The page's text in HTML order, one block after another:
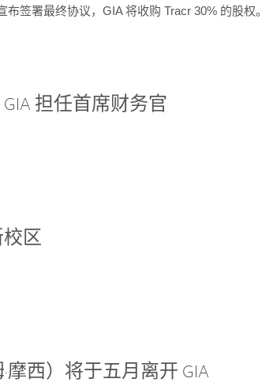
签署最终协议，GIA 将收购 Tracr 30% 的股权。
GIA 担任首席财务官
区
摩西）将于五月离开 GIA